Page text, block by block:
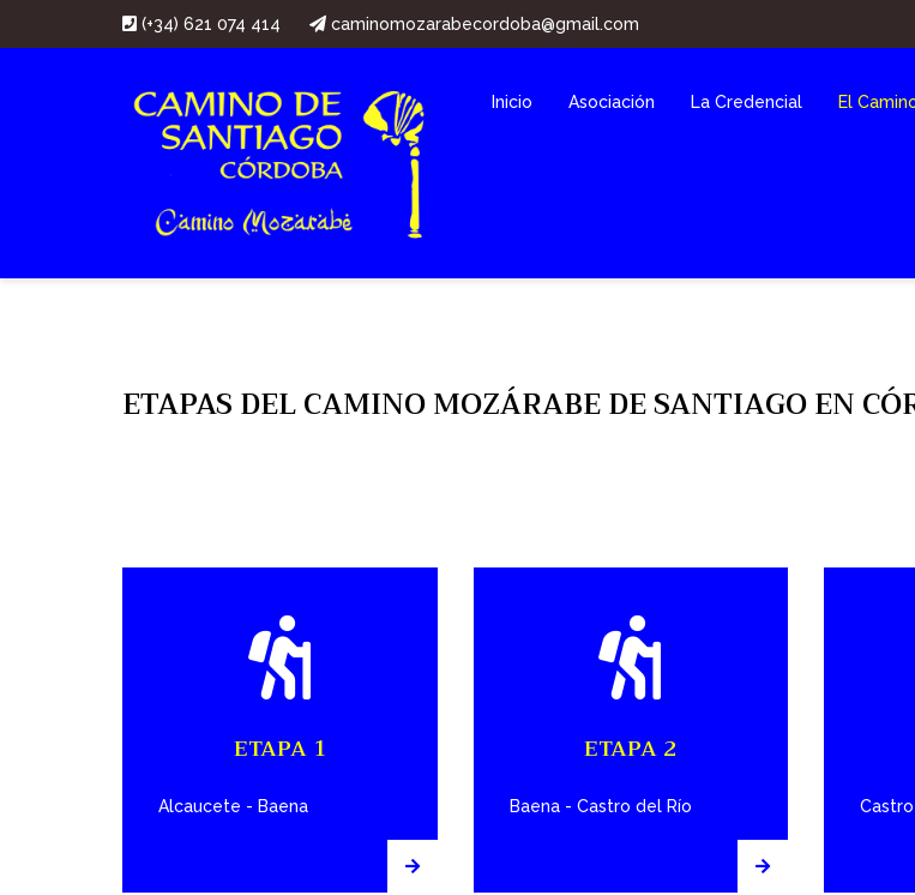
(+34) 621 074 414 caminomozarabecordoba@gmail.com
Inicio Asociación La Credencial El
ETAPAS DEL CAMINO MOZÁRABE DE SANTIAGO EN
ETAPA 1
Alcaucete - Baena
ETAPA 2
Baena - Castro del Río